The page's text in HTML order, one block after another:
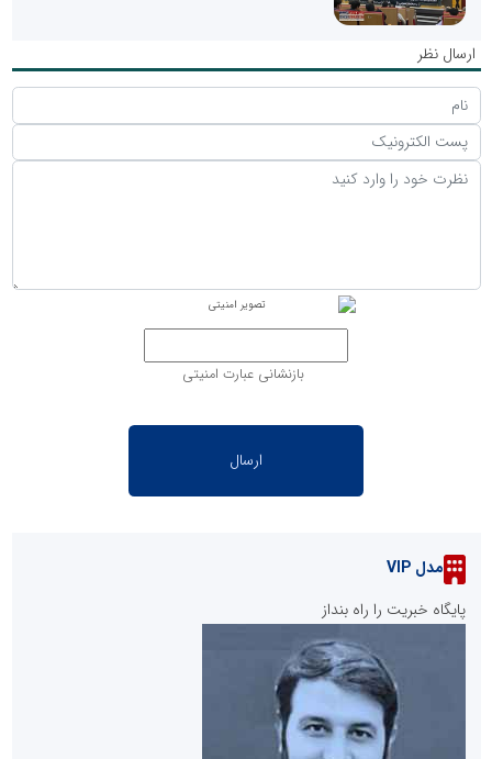
ارسال نظر
بازنشانی عبارت امنیتی
مدل VIP
پایگاه خبریت را راه بنداز